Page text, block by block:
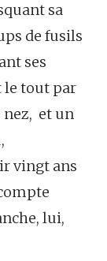
sa
de fusils
ses
le tout par
nez, et un
vingt ans
lui,